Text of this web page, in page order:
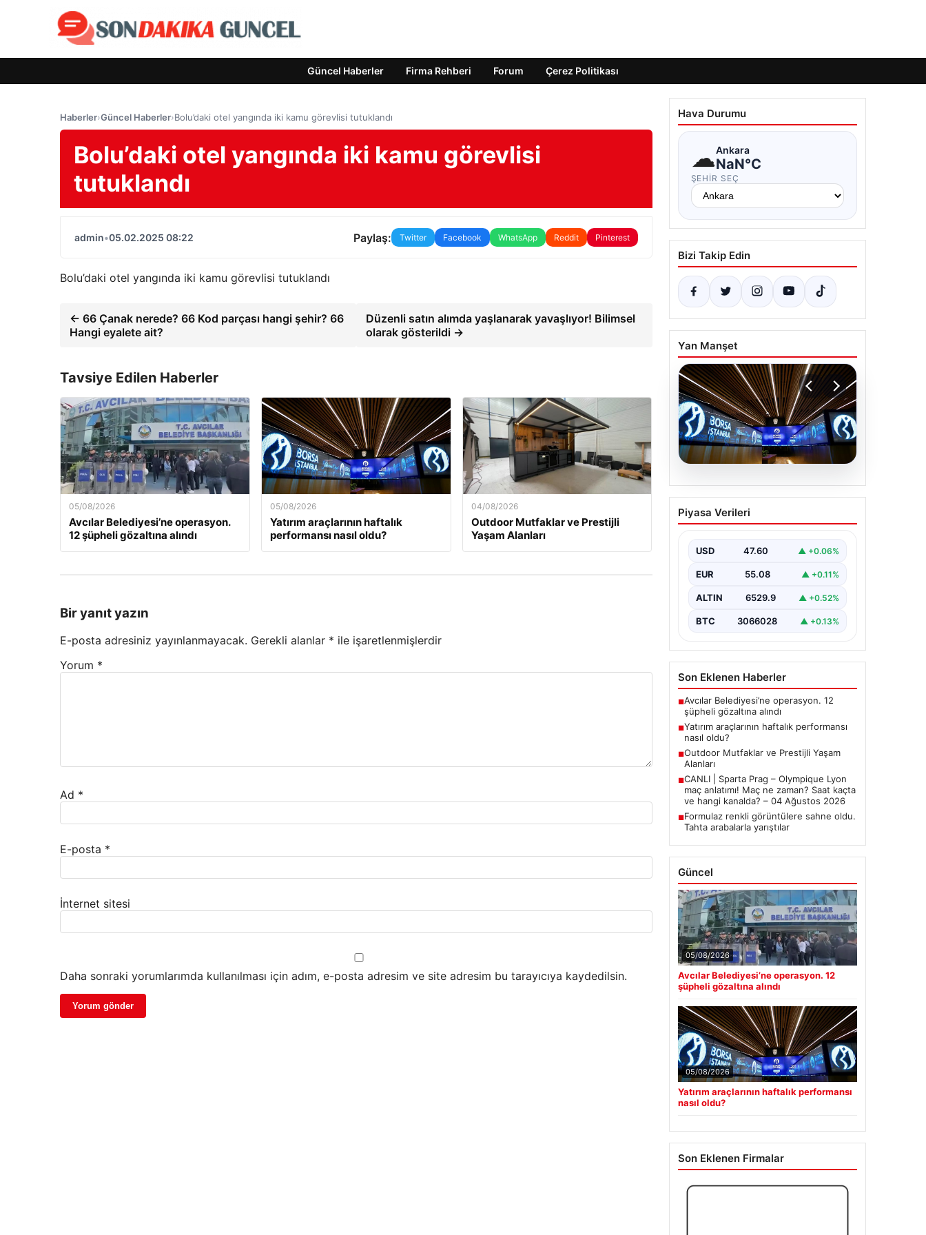
Güncel Haberler Firma Rehberi Forum Çerez Politikası
Haberler›Güncel Haberler›Bolu’daki otel yangında iki kamu görevlisi tutuklandı
Bolu’daki otel yangında iki kamu görevlisi
tutuklandı
admin•05.02.2025 08:22 Paylaş: Twitter Facebook WhatsApp Reddit Pinterest
Bolu’daki otel yangında iki kamu görevlisi tutuklandı
← 66 Çanak nerede? 66 Kod parçası hangi şehir? 66
Hangi eyalete ait?
Düzenli satın alımda yaşlanarak yavaşlıyor! Bilimsel
olarak gösterildi →
Tavsiye Edilen Haberler
05/08/2026
Avcılar Belediyesi’ne operasyon.
12 şüpheli gözaltına alındı
05/08/2026
Yatırım araçlarının haftalık
performansı nasıl oldu?
04/08/2026
Outdoor Mutfaklar ve Prestijli
Yaşam Alanları
Bir yanıt yazın
E-posta adresiniz yayınlanmayacak. Gerekli alanlar * ile işaretlenmişlerdir
Yorum *
Ad *
E-posta *
İnternet sitesi
Daha sonraki yorumlarımda kullanılması için adım, e-posta adresim ve site adresim bu tarayıcıya kaydedilsin.
Hava Durumu
☁Ankara
NaN°C
ŞEHIR SEÇ
Bizi Takip Edin
Yan Manşet
05.08.2026
Yatırım araçlarının
haftalık performansı
Piyasa Verileri
USD 47.60 ▲ +0.06%
EUR 55.08 ▲ +0.11%
ALTIN 6529.9 ▲ +0.52%
BTC 3066028 ▲ +0.13%
Son Eklenen Haberler
■Avcılar Belediyesi’ne operasyon. 12
şüpheli gözaltına alındı
■Yatırım araçlarının haftalık performansı
nasıl oldu?
■Outdoor Mutfaklar ve Prestijli Yaşam
Alanları
■CANLI | Sparta Prag – Olympique Lyon
maç anlatımı! Maç ne zaman? Saat kaçta
ve hangi kanalda? – 04 Ağustos 2026
■Formulaz renkli görüntülere sahne oldu.
Tahta arabalarla yarıştılar
Güncel
05/08/2026
Avcılar Belediyesi’ne operasyon. 12
şüpheli gözaltına alındı
05/08/2026
Yatırım araçlarının haftalık performansı
nasıl oldu?
Son Eklenen Firmalar